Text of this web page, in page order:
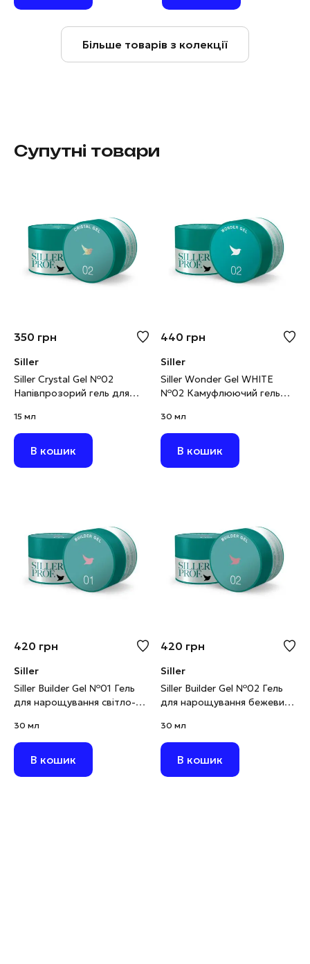
Більше товарів з колекції
Супутні товари
350 грн
Siller
Siller Crystal Gel №02
Напівпрозорий гель для
блискітками, 15 мл
15 мл
В кошик
440 грн
Siller
Siller Wonder Gel WHITE
№02 Камуфлюючий гель
мг
30 мл
В кошик
420 грн
Siller
Siller Builder Gel №01 Гель
для нарощування світло-
30 мл
В кошик
420 грн
Siller
Siller Builder Gel №02 Гель
для нарощування бежевий,
30 мл
В кошик